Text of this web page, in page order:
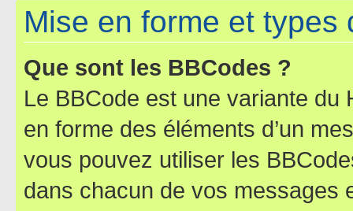
Mise en forme et types
Que sont les BBCodes ?
Le BBCode est une variante du
en forme des éléments d’un
vous pouvez utiliser les
dans chacun de vos messages